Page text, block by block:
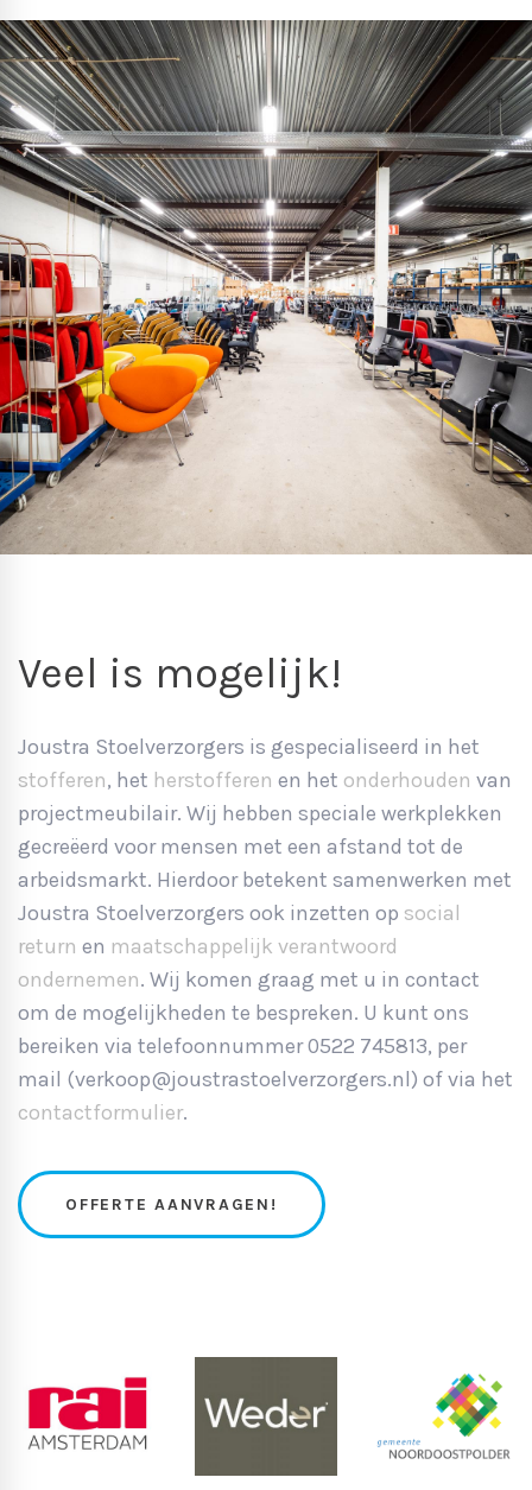
Veel is mogelijk!
Joustra Stoelverzorgers is gespecialiseerd in het
stofferen, het herstofferen en het onderhouden van
projectmeubilair. Wij hebben speciale werkplekken
gecreëerd voor mensen met een afstand tot de
arbeidsmarkt. Hierdoor betekent samenwerken met
Joustra Stoelverzorgers ook inzetten op social
return en maatschappelijk verantwoord
ondernemen. Wij komen graag met u in contact
om de mogelijkheden te bespreken. U kunt ons
bereiken via telefoonnummer 0522 745813, per
mail (verkoop@joustrastoelverzorgers.nl) of via het
contactformulier.
OFFERTE AANVRAGEN!